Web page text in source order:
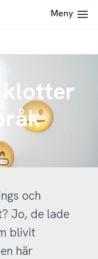
Meny
och
Jo, de lade
blivit
här